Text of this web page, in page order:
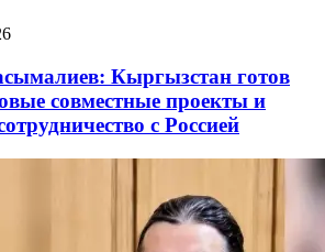
Кыргызстан готов
совместные проекты и
с Россией